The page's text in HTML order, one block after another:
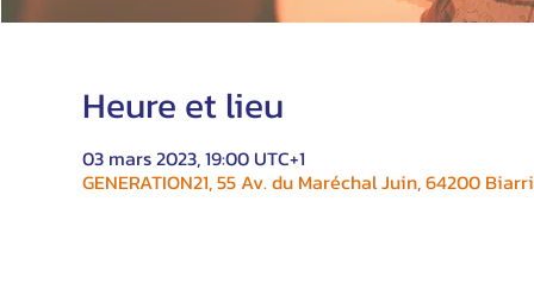
Heure et lieu
03 mars 2023, 19:00 UTC+1
GENERATION21, 55 Av. du Maréchal Juin, 64200